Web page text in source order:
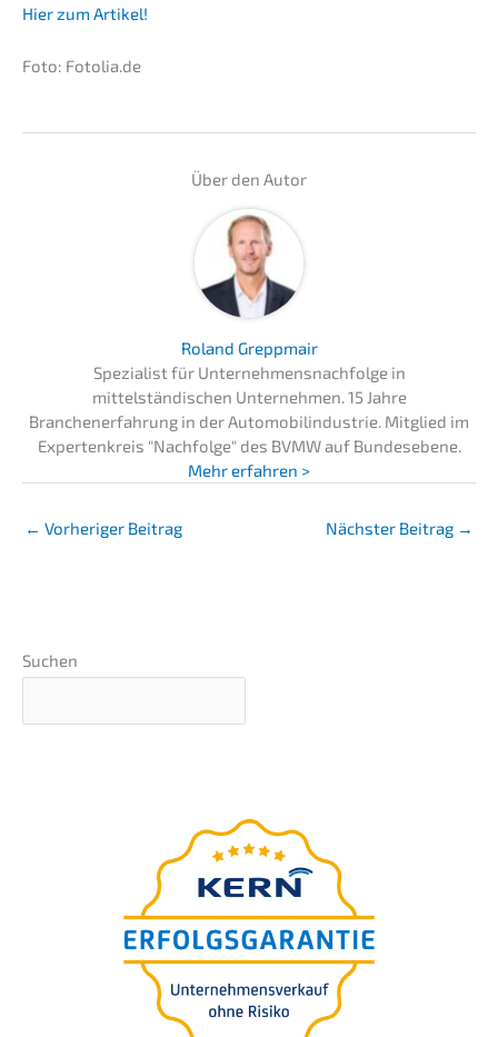
Hier zum Artikel!
Foto: Fotolia.de
Über den Autor
Roland Greppmair
Spezialist für Unternehmensnachfolge in
mittelständischen Unternehmen. 15 Jahre
Branchenerfahrung in der Automobilindustrie. Mitglied im
Expertenkreis "Nachfolge" des BVMW auf Bundesebene.
Mehr erfahren >
← Vorheriger Beitrag Nächster Beitrag →
Suchen
Grundlagen-Webinar
von Nils Koerber
Unternehmens-verkauf
(M&A) ohne Risiko und
Wertverlust